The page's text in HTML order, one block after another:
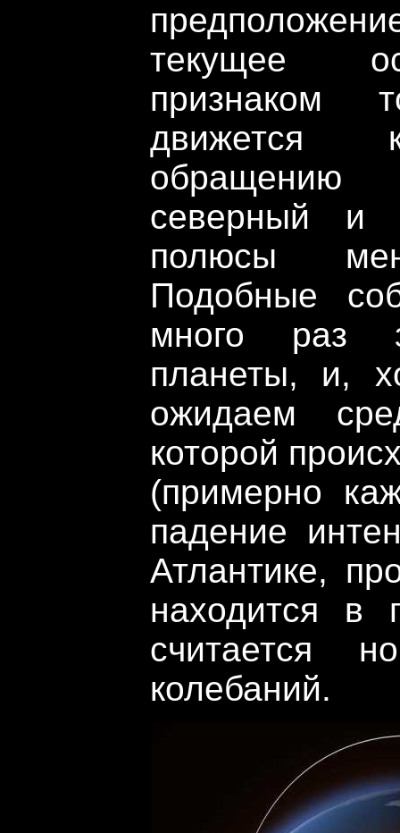
текущее
признаком
движется
обращению
северный и
полюсы
Подобные
много раз
планеты, и,
ожидаем
которой
(примерно
падение
Атлантике,
находится в
считается
колебаний.